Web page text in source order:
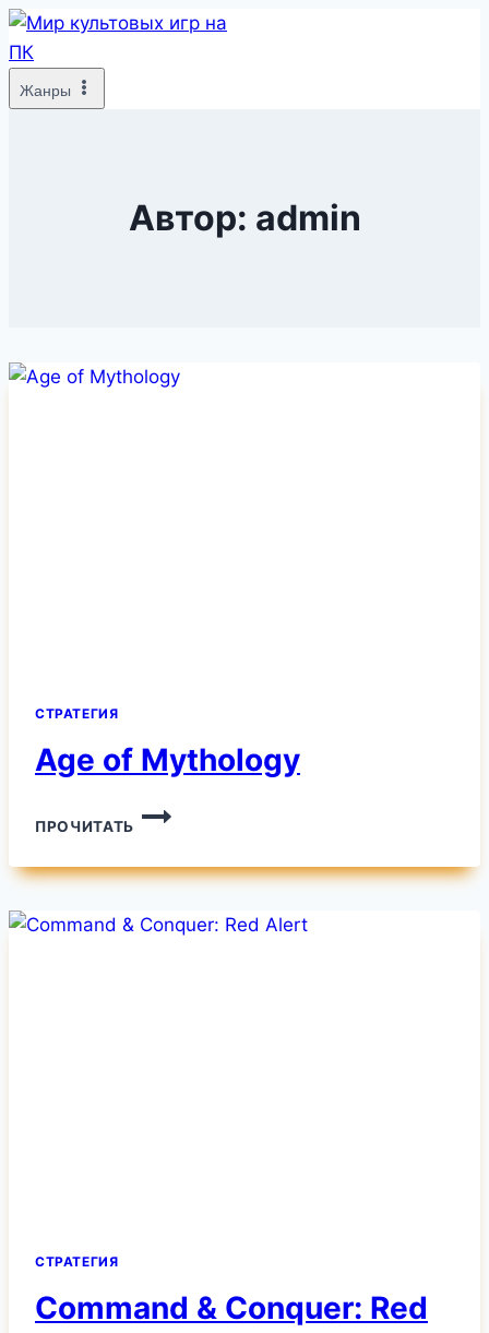
Перейти
к
содержимому
Жанры
Автор: admin
СТРАТЕГИЯ
Age of Mythology
ПРОЧИТАТЬ
AGE
СТРАТЕГИЯ
Command & Conquer: Red